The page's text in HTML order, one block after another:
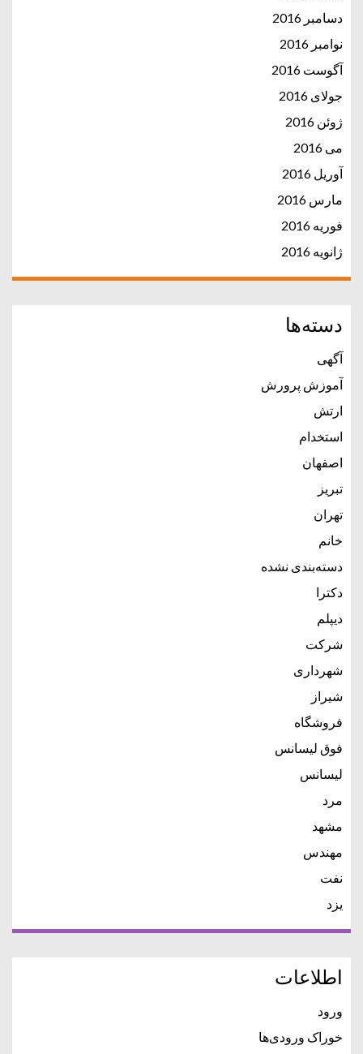
دسامبر 2016
نوامبر 2016
آگوست 2016
جولای 2016
ژوئن 2016
می 2016
آوریل 2016
مارس 2016
فوریه 2016
ژانویه 2016
دسته‌ها
آگهی
آموزش پرورش
ارتش
استخدام
اصفهان
تبریز
تهران
خانم
دسته‌بندی نشده
دکترا
دیپلم
شرکت
شهرداری
شیراز
فروشگاه
فوق لیسانس
لیسانس
مرد
مشهد
مهندس
نفت
یزد
اطلاعات
ورود
خوراک ورودی‌ها